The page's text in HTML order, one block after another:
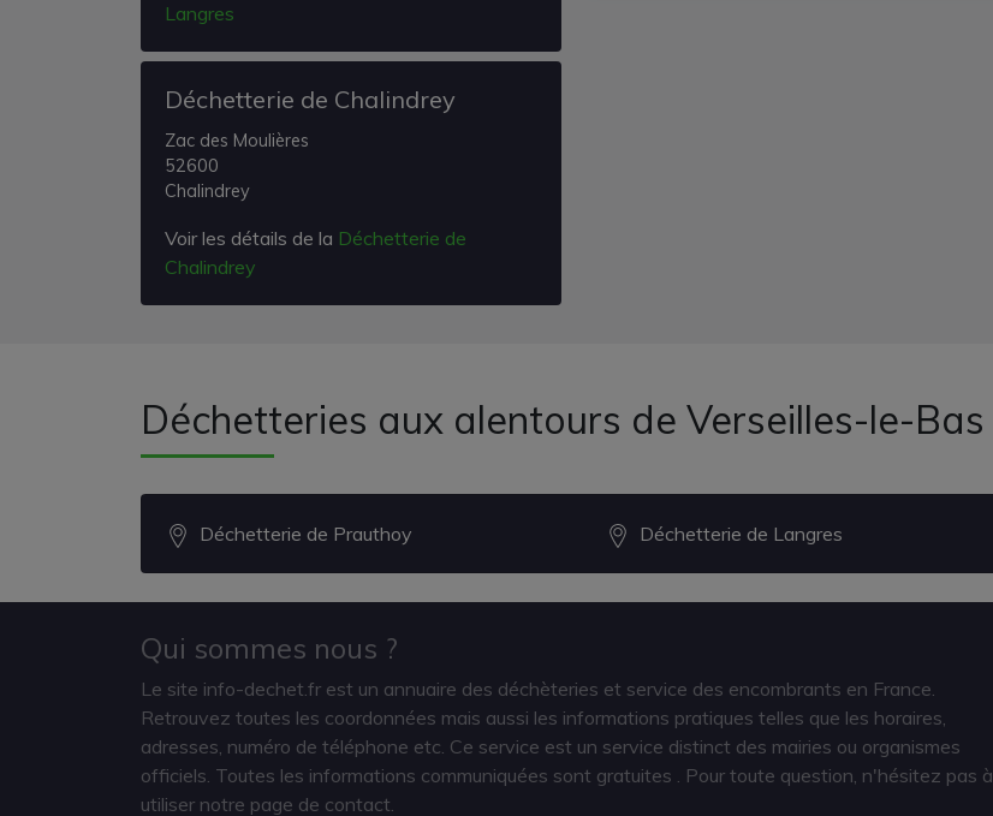
Langres
Déchetterie de Chalindrey
Zac des Moulières
52600
Chalindrey
Voir les détails de la Déchetterie de
Chalindrey
Déchetteries aux alentours de Verseilles-le-Bas
Déchetterie de Prauthoy Déchetterie de Langres
Qui sommes nous ?
Le site info-dechet.fr est un annuaire des déchèteries et service des encombrants en France.
Retrouvez toutes les coordonnées mais aussi les informations pratiques telles que les horaires,
adresses, numéro de téléphone etc. Ce service est un service distinct des mairies ou organismes
officiels. Toutes les informations communiquées sont gratuites . Pour toute question, n'hésitez pas à
utiliser notre page de contact.